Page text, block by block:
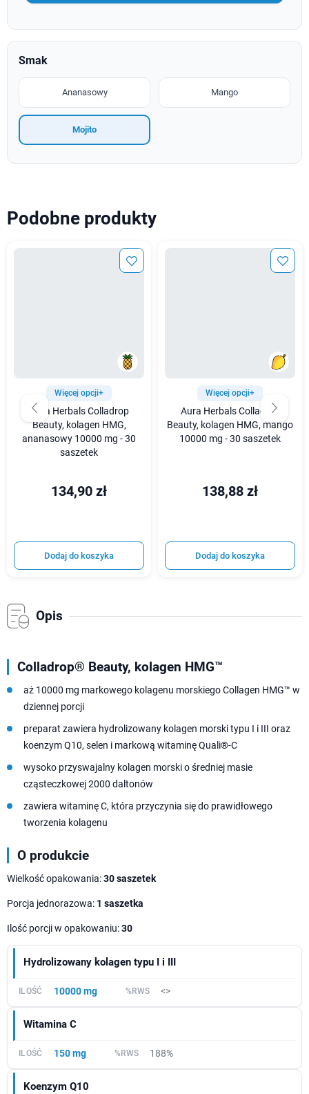
Smak
Ananasowy Mango
Mojito
Podobne produkty
Więcej opcji+
Aura Herbals Colladrop
Beauty, kolagen HMG,
ananasowy 10000 mg - 30
saszetek
134,90 zł
Dodaj do koszyka
Więcej opcji+
Aura Herbals Colladrop
Beauty, kolagen HMG, mango
10000 mg - 30 saszetek
138,88 zł
Dodaj do koszyka
Opis
Colladrop® Beauty, kolagen HMG™
aż 10000 mg markowego kolagenu morskiego Collagen HMG™ w
dziennej porcji
preparat zawiera hydrolizowany kolagen morski typu I i III oraz
koenzym Q10, selen i markową witaminę Quali®-C
wysoko przyswajalny kolagen morski o średniej masie
cząsteczkowej 2000 daltonów
zawiera witaminę C, która przyczynia się do prawidłowego
tworzenia kolagenu
O produkcie
Wielkość opakowania:30 saszetek
Porcja jednorazowa: 1 saszetka
Ilość porcji w opakowaniu:30
Hydrolizowany kolagen typu I i III
10000 mg <>
Witamina C
150 mg 188%
Koenzym Q10